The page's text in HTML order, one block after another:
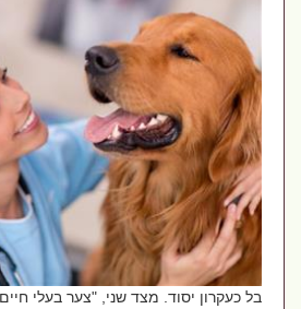
בל כעקרון יסוד. מצד שני, "צער בעלי חיים"